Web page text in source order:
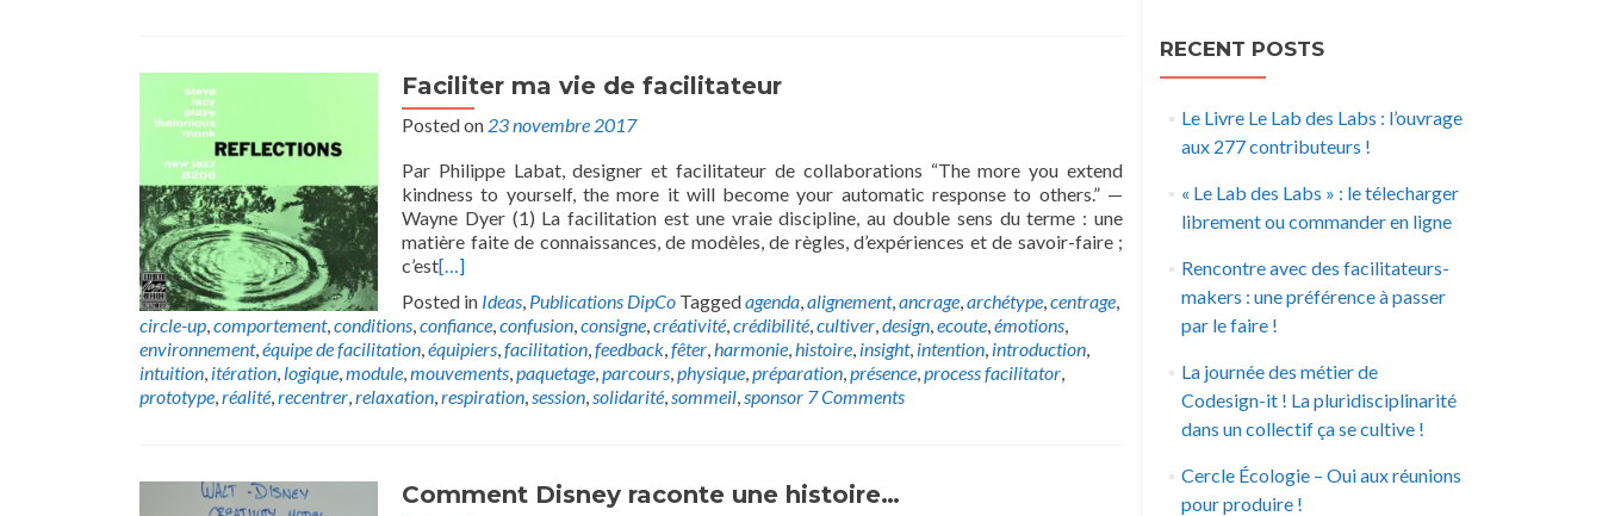
Faciliter ma vie de facilitateur
Posted on 23 novembre 2017
Par Philippe Labat, designer et facilitateur de collaborations “The more you extend
kindness to yourself, the more it will become your automatic response to others.” —
Wayne Dyer (1) La facilitation est une vraie discipline, au double sens du terme : une
matière faite de connaissances, de modèles, de règles, d’expériences et de savoir-faire ;
c’est[…]
Posted in Ideas, Publications DipCo Taggedagenda,alignement,ancrage,archétype,centrage,
circle-up,comportement,conditions,confiance,confusion,consigne,créativité,crédibilité,cultiver,design,ecoute,émotions,
environnement,équipe de facilitation,équipiers,facilitation,feedback,fêter,harmonie,histoire, insight, intention, introduction,
intuition, itération, logique,module,mouvements,paquetage,parcours,physique,préparation,présence,process facilitator,
prototype,réalité,recentrer,relaxation,respiration,session,solidarité,sommeil,sponsor 7 Comments
Comment Disney raconte une histoire…
RECENT POSTS
Le Livre Le Lab des Labs : l’ouvrage
aux 277 contributeurs !
« Le Lab des Labs » : le télecharger
librement ou commander en ligne
Rencontre avec des facilitateurs-
makers : une préférence à passer
par le faire !
La journée des métier de
Codesign-it ! La pluridisciplinarité
dans un collectif ça se cultive !
Cercle Écologie – Oui aux réunions
pour produire !